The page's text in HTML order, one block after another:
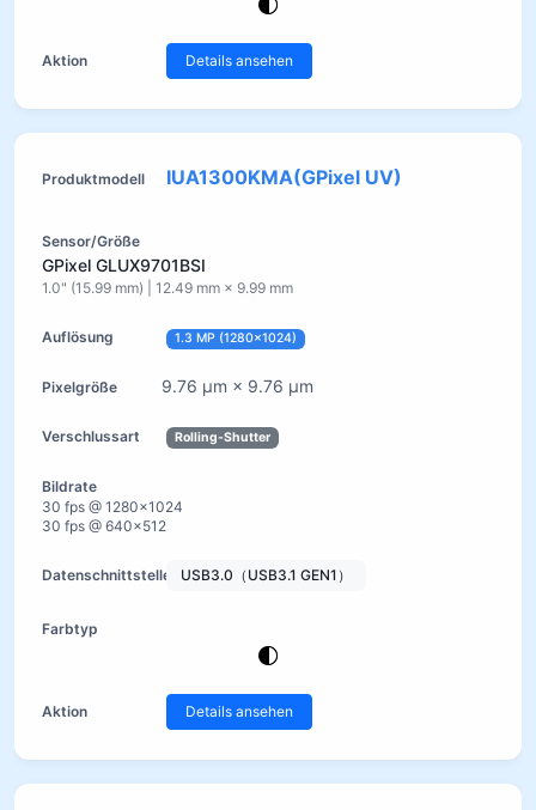
Details ansehen
IUA1300KMA(GPixel UV)
GPixel GLUX9701BSI
1.0" (15.99 mm) | 12.49 mm × 9.99 mm
1.3 MP (1280×1024)
9.76 µm × 9.76 µm
Rolling-Shutter
30 fps @ 1280×1024
30 fps @ 640×512
USB3.0（USB3.1 GEN1）
Details ansehen